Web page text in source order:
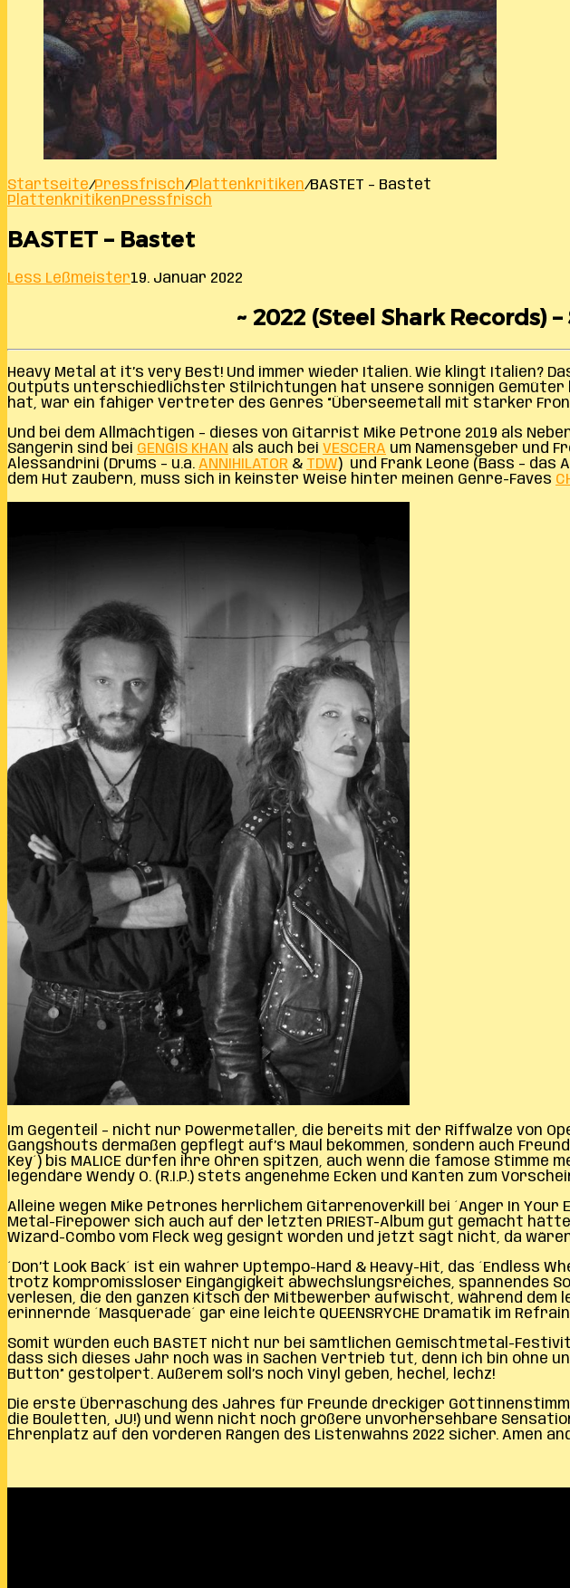
Startseite/Pressfrisch/Plattenkritiken/BASTET – Bastet
PlattenkritikenPressfrisch
BASTET – Bastet
Less Leßmeister19. Januar 2022
~ 2022 (Steel Shark Records)
Heavy Metal at it’s very Best! Und immer wieder Italien. Wie klingt Italien?
Outputs unterschiedlichster Stilrichtungen hat unsere sonnigen
hat, war ein fähiger Vertreter des Genres “Überseemetall mit starker
Und bei dem Allmächtigen – dieses von Gitarrist Mike Petrone 2019 als
Sängerin sind bei GENGIS KHAN als auch bei VESCERA um Namensgeber und
Alessandrini (Drums – u.a. ANNIHILATOR & TDW) und Frank Leone (Bass – das
dem Hut zaubern, muss sich in keinster Weise hinter meinen Genre-Faves
Im Gegenteil – nicht nur Powermetaller, die bereits mit der Riffwalze von
Gangshouts dermaßen gepflegt auf’s Maul bekommen, sondern auch
Key´) bis MALICE dürfen ihre Ohren spitzen, auch wenn die famose
legendäre Wendy O. (R.I.P.) stets angenehme Ecken und Kanten zum
Alleine wegen Mike Petrones herrlichem Gitarrenoverkill bei ´Anger In Your
Metal-Firepower sich auch auf der letzten PRIEST-Album gut gemacht
Wizard-Combo vom Fleck weg gesignt worden und jetzt sagt nicht, da
´Don’t Look Back´ ist ein wahrer Uptempo-Hard & Heavy-Hit, das ´Endless
trotz kompromissloser Eingängigkeit abwechslungsreiches, spannendes
verlesen, die den ganzen Kitsch der Mitbewerber aufwischt, während
erinnernde ´Masquerade´ gar eine leichte QUEENSRYCHE Dramatik im
Somit würden euch BASTET nicht nur bei sämtlichen Gemischtmetal-
dass sich dieses Jahr noch was in Sachen Vertrieb tut, denn ich bin ohne
Button” gestolpert. Außerem soll’s noch Vinyl geben, hechel, lechz!
Die erste Überraschung des Jahres für Freunde dreckiger
die Bouletten, JU!) und wenn nicht noch größere unvorhersehbare
Ehrenplatz auf den vorderen Rängen des Listenwahns 2022 sicher. Amen